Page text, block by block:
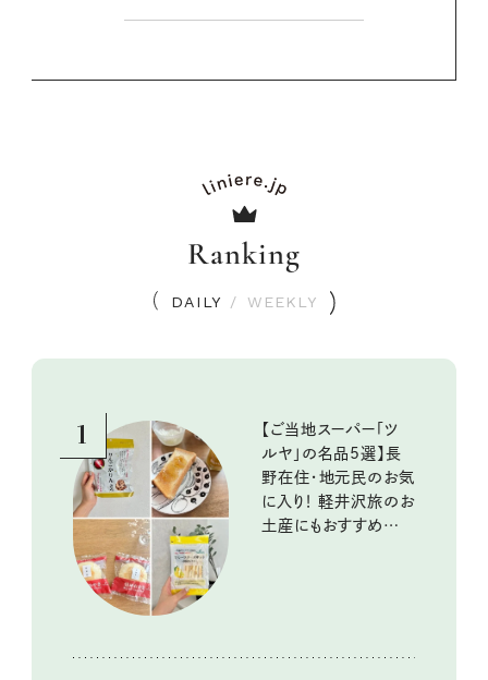
Ranking
DAILY / WEEKLY
1
【ご当地スーパー「ツ
ルヤ」の名品5選】長
野在住・地元民のお気
に入り！ 軽井沢旅のお
土産にもおすすめのお